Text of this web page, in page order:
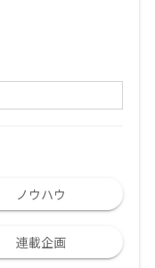
ノウハウ
連載企画